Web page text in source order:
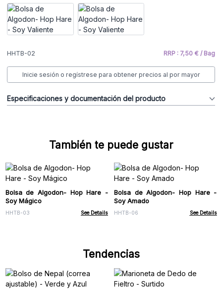
HHTB-02 RRP : 7,50 € / Bag
Inicie sesión o regístrese para obtener precios al por mayor
Especificaciones y documentación del producto
También te puede gustar
Bolsa de Algodon- Hop Hare -
Soy Mágico
HHTB-03 See Details
Bolsa de Algodon- Hop Hare -
Soy Amado
HHTB-06 See Details
Tendencias